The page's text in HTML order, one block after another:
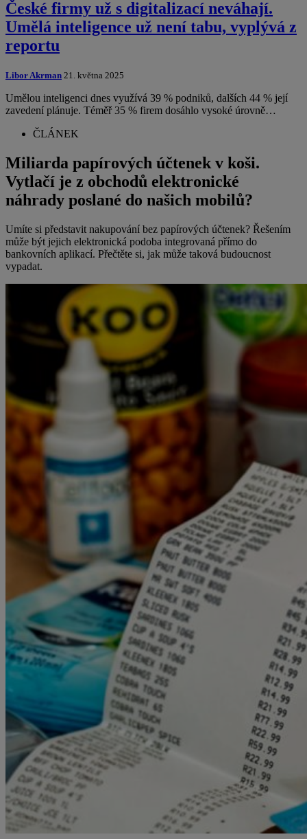
České firmy už s digitalizací neváhají.
Umělá inteligence už není tabu, vyplývá z
reportu
Libor Akrman 21. května 2025
Umělou inteligenci dnes využívá 39 % podniků, dalších 44 % její
zavedení plánuje. Téměř 35 % firem dosáhlo vysoké úrovně…
ČLÁNEK
Miliarda papírových účtenek v koši.
Vytlačí je z obchodů elektronické
náhrady poslané do našich mobilů?
Umíte si představit nakupování bez papírových účtenek? Řešením
může být jejich elektronická podoba integrovaná přímo do
bankovních aplikací. Přečtěte si, jak může taková budoucnost
vypadat.